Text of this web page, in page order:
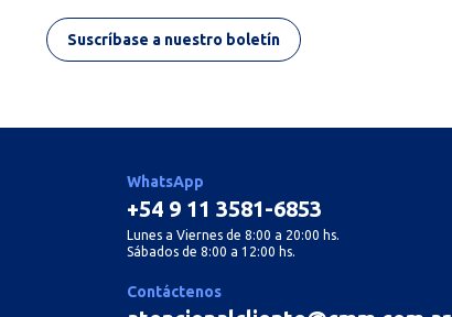
Suscríbase a nuestro boletín
WhatsApp
+54 9 11 3581-6853
Lunes a Viernes de 8:00 a 20:00 hs.
Sábados de 8:00 a 12:00 hs.
Contáctenos